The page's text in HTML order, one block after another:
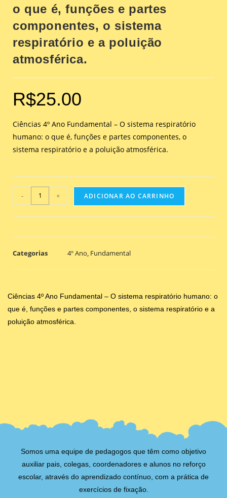
o que é, funções e partes
componentes, o sistema
respiratório e a poluição
atmosférica.
R$25.00
Ciências 4º Ano Fundamental – O sistema respiratório
humano: o que é, funções e partes componentes, o
sistema respiratório e a poluição atmosférica.
- + ADICIONAR AO CARRINHO
Categorias 4º Ano Fundamental
Ciências 4º Ano Fundamental – O sistema respiratório humano: o
que é, funções e partes componentes, o sistema respiratório e a
poluição atmosférica.
Somos uma equipe de pedagogos que têm como objetivo
auxiliar pais, colegas, coordenadores e alunos no reforço
escolar, através do aprendizado contínuo, com a prática de
exercícios de fixação.